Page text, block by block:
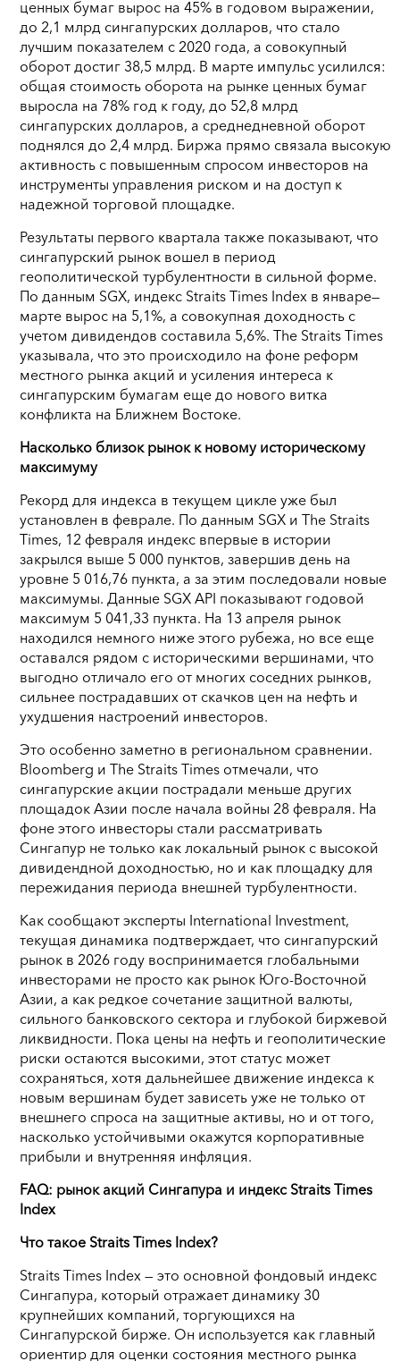
ценных бумаг вырос на 45% в годовом выражении,
до 2,1 млрд сингапурских долларов, что стало
лучшим показателем с 2020 года, а совокупный
оборот достиг 38,5 млрд. В марте импульс усилился:
общая стоимость оборота на рынке ценных бумаг
выросла на 78% год к году, до 52,8 млрд
сингапурских долларов, а среднедневной оборот
поднялся до 2,4 млрд. Биржа прямо связала высокую
активность с повышенным спросом инвесторов на
инструменты управления риском и на доступ к
надежной торговой площадке.
Результаты первого квартала также показывают, что
сингапурский рынок вошел в период
геополитической турбулентности в сильной форме.
По данным SGX, индекс Straits Times Index в январе—
марте вырос на 5,1%, а совокупная доходность с
учетом дивидендов составила 5,6%. The Straits Times
указывала, что это происходило на фоне реформ
местного рынка акций и усиления интереса к
сингапурским бумагам еще до нового витка
конфликта на Ближнем Востоке.
Насколько близок рынок к новому историческому
максимуму
Рекорд для индекса в текущем цикле уже был
установлен в феврале. По данным SGX и The Straits
Times, 12 февраля индекс впервые в истории
закрылся выше 5 000 пунктов, завершив день на
уровне 5 016,76 пункта, а за этим последовали новые
максимумы. Данные SGX API показывают годовой
максимум 5 041,33 пункта. На 13 апреля рынок
находился немного ниже этого рубежа, но все еще
оставался рядом с историческими вершинами, что
выгодно отличало его от многих соседних рынков,
сильнее пострадавших от скачков цен на нефть и
ухудшения настроений инвесторов.
Это особенно заметно в региональном сравнении.
Bloomberg и The Straits Times отмечали, что
сингапурские акции пострадали меньше других
площадок Азии после начала войны 28 февраля. На
фоне этого инвесторы стали рассматривать
Сингапур не только как локальный рынок с высокой
дивидендной доходностью, но и как площадку для
пережидания периода внешней турбулентности.
Как сообщают эксперты International Investment,
текущая динамика подтверждает, что сингапурский
рынок в 2026 году воспринимается глобальными
инвесторами не просто как рынок Юго-Восточной
Азии, а как редкое сочетание защитной валюты,
сильного банковского сектора и глубокой биржевой
ликвидности. Пока цены на нефть и геополитические
риски остаются высокими, этот статус может
сохраняться, хотя дальнейшее движение индекса к
новым вершинам будет зависеть уже не только от
внешнего спроса на защитные активы, но и от того,
насколько устойчивыми окажутся корпоративные
прибыли и внутренняя инфляция.
FAQ: рынок акций Сингапура и индекс Straits Times
Index
Что такое Straits Times Index?
Straits Times Index — это основной фондовый индекс
Сингапура, который отражает динамику 30
крупнейших компаний, торгующихся на
Сингапурской бирже. Он используется как главный
ориентир для оценки состояния местного рынка